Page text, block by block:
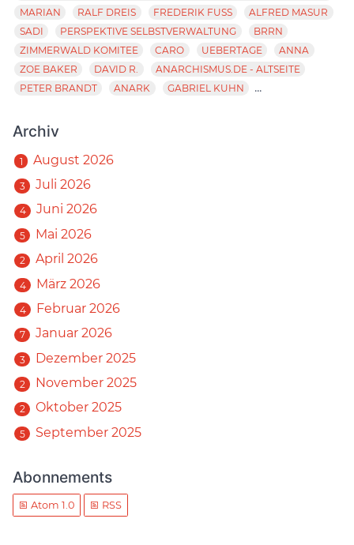
MARIAN
RALF DREIS FREDERIK FUSS
ALFRED MASUR
SADI
PERSPEKTIVE SELBSTVERWALTUNG
BRRN
ZIMMERWALD KOMITEE
CARO UEBERTAGE
ANNA
ZOE BAKER
DAVID R.
ANARCHISMUS.DE - ALTSEITE
PETER BRANDT
ANARK GABRIEL KUHN ...
Archiv
1 August 2026
3 Juli 2026
4 Juni 2026
5 Mai 2026
2 April 2026
4 März 2026
4 Februar 2026
7 Januar 2026
3 Dezember 2025
2 November 2025
2 Oktober 2025
5 September 2025
Abonnements
Atom 1.0 RSS